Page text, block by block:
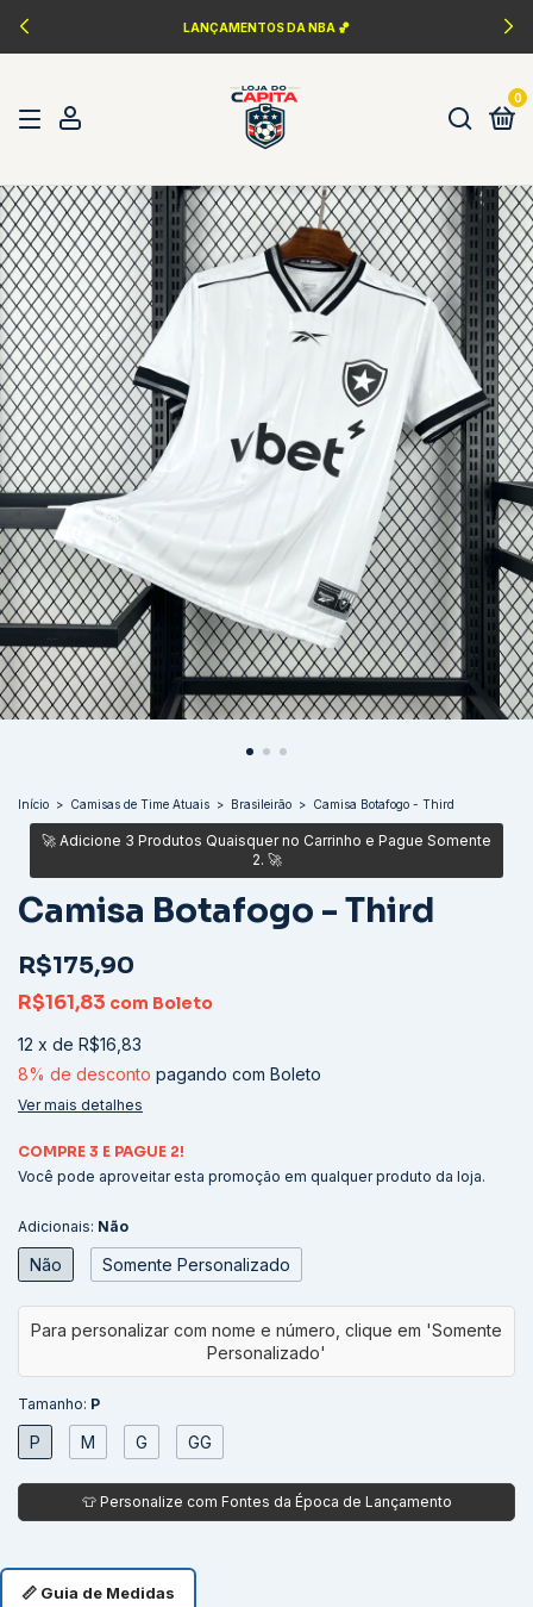
LANÇAMENTOS DA NBA 🏀
0
Início > Camisas de Time Atuais > Brasileirão > Camisa Botafogo - Third
Camisa Botafogo - Third
R$175,90
R$161,83 com Boleto
12 x de R$16,83
8% de desconto pagando com Boleto
Ver mais detalhes
COMPRE 3 E PAGUE 2!
Você pode aproveitar esta promoção em qualquer produto da loja.
Adicionais: Não
Não Somente Personalizado
Tamanho: P
P M G GG
📏 Guia de Medidas